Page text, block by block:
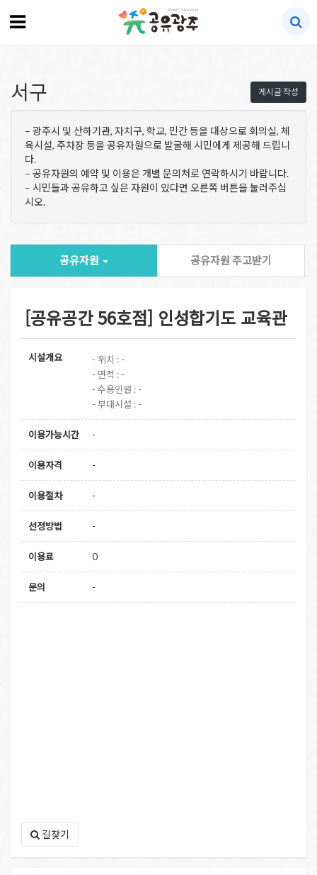
게시글 작성
서구
– 광주시 및 산하기관, 자치구, 학교, 민간 등을 대상으로 회의실, 체
육시설, 주차장 등을 공유자원으로 발굴해 시민에게 제공해 드립니
다.
– 공유자원의 예약 및 이용은 개별 문의처로 연락하시기 바랍니다.
– 시민들과 공유하고 싶은 자원이 있다면 오른쪽 버튼을 눌러주십
시오.
공유자원 공유자원 주고받기
[공유공간 56호점] 인성합기도 교육관
시설개요
- 위치 : -
- 면적 : -
- 수용인원 : -
- 부대시설 : -
이용가능시간 -
이용자격 -
이용절차 -
선정방법 -
이용료 0
문의 -
길찾기